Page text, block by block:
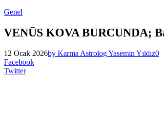
Genel
VENÜS KOVA BURCUNDA;
12 Ocak 2026by Karma Astrolog Yasemin Yıldız0
Facebook
Twitter